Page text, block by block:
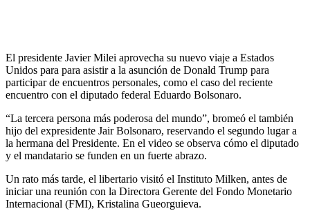
El presidente Javier Milei aprovecha su nuevo viaje a Estados
Unidos para para asistir a la asunción de Donald Trump para
participar de encuentros personales, como el caso del reciente
encuentro con el diputado federal Eduardo Bolsonaro.
“La tercera persona más poderosa del mundo”, bromeó el también
hijo del expresidente Jair Bolsonaro, reservando el segundo lugar a
la hermana del Presidente. En el video se observa cómo el diputado
y el mandatario se funden en un fuerte abrazo.
Un rato más tarde, el libertario visitó el Instituto Milken, antes de
iniciar una reunión con la Directora Gerente del Fondo Monetario
Internacional (FMI), Kristalina Gueorguieva.